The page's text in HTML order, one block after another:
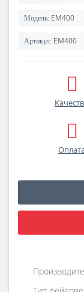
Модель: EM400
Артикул: EM400